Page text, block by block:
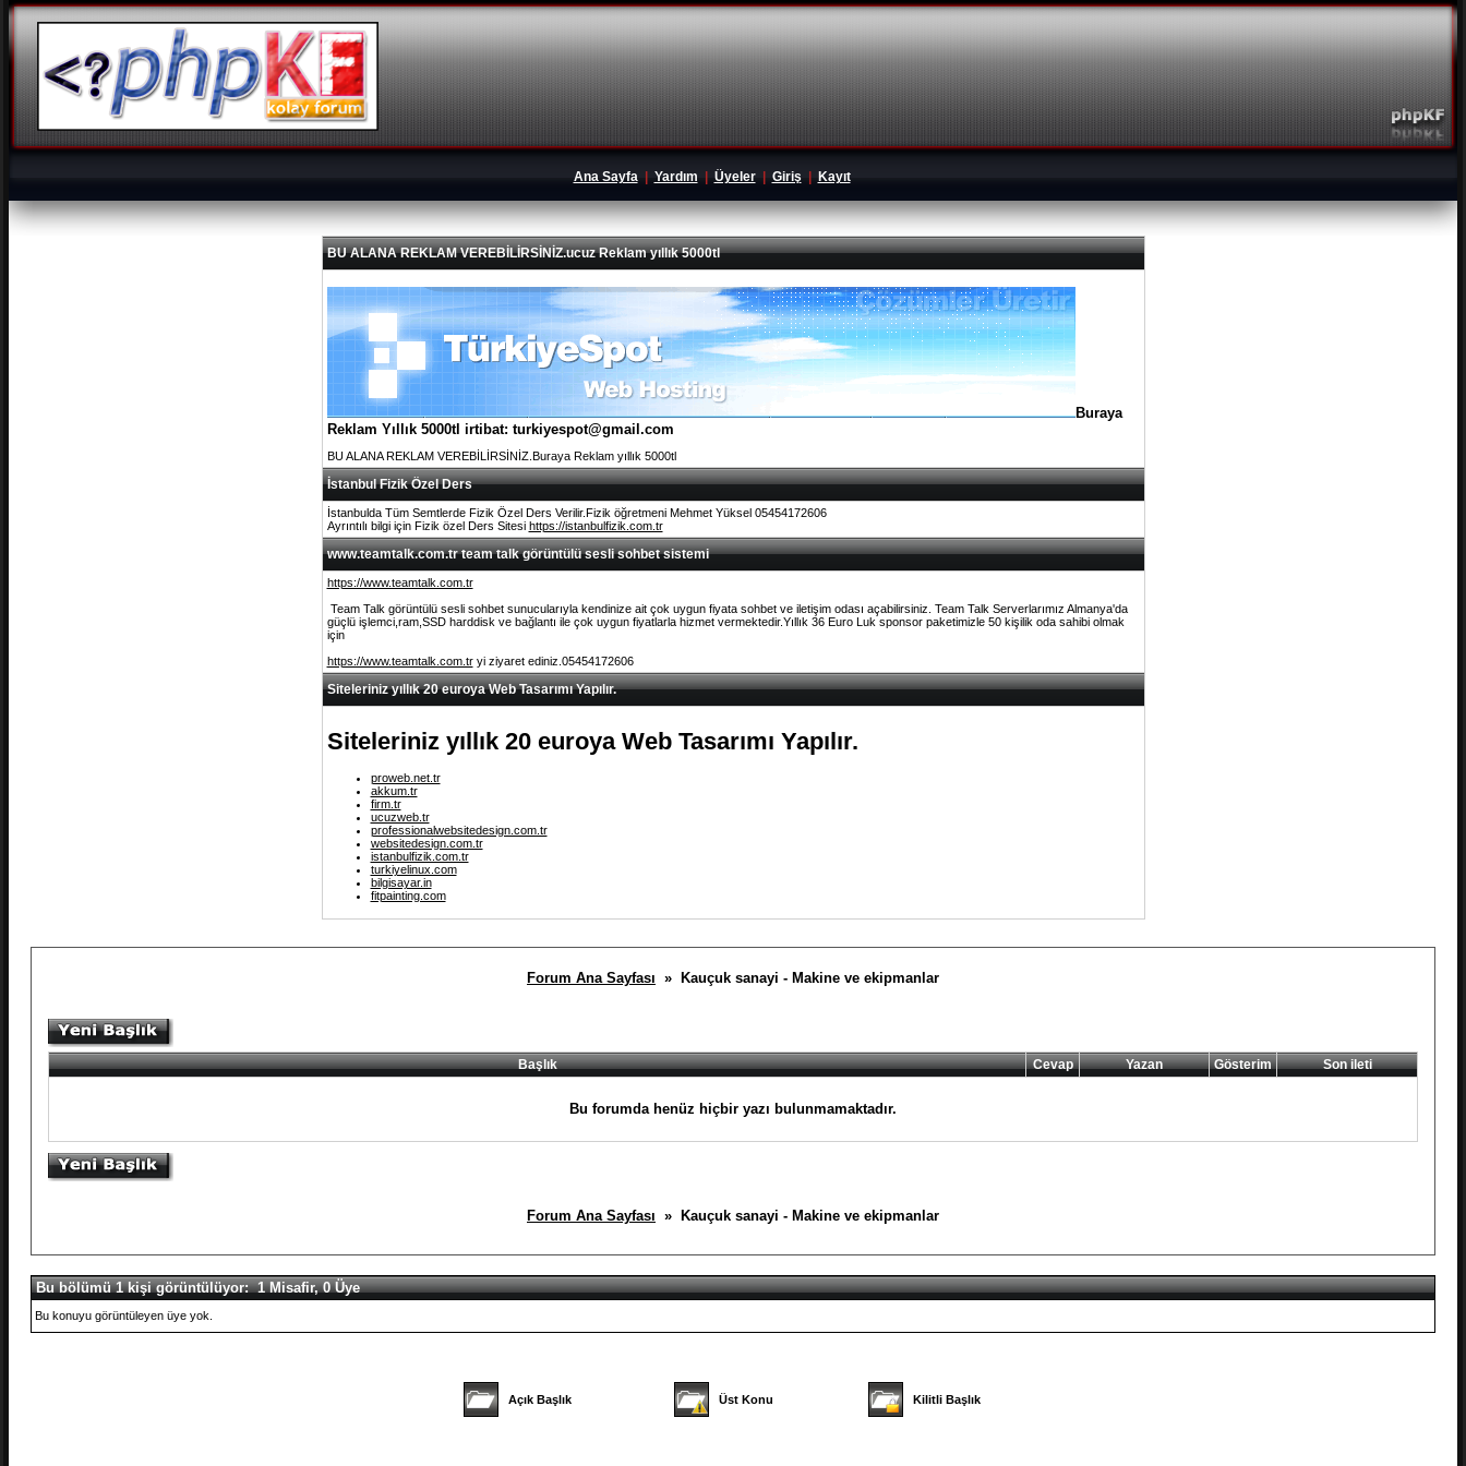
Ana Sayfa| Yardım Üyeler| Giriş| Kayıt
BU ALANA REKLAM VEREBİLİRSİNİZ.ucuz Reklam yıllık 5000tl
Buraya
Reklam Yıllık 5000tl irtibat: turkiyespot@gmail.com
BU ALANA REKLAM VEREBİLİRSİNİZ.Buraya Reklam yıllık 5000tl
İstanbul Fizik Özel Ders
İstanbulda Tüm Semtlerde Fizik Özel Ders Verilir.Fizik öğretmeni Mehmet Yüksel 05454172606
Ayrıntılı bilgi için Fizik özel Ders Sitesi https://istanbulfizik.com.tr
www.teamtalk.com.tr team talk görüntülü sesli sohbet sistemi
https://www.teamtalk.com.tr
Team Talk görüntülü sesli sohbet sunucularıyla kendinize ait çok uygun fiyata sohbet ve iletişim odası açabilirsiniz. Team Talk Serverlarımız Almanya'da
güçlü işlemci,ram,SSD harddisk ve bağlantı ile çok uygun fiyatlarla hizmet vermektedir.Yıllık 36 Euro Luk sponsor paketimizle 50 kişilik oda sahibi olmak
için
https://www.teamtalk.com.tryi ziyaret ediniz.05454172606
Siteleriniz yıllık 20 euroya Web Tasarımı Yapılır.
Siteleriniz yıllık 20 euroya Web Tasarımı Yapılır.
proweb.net.tr
akkum.tr
firm.tr
ucuzweb.tr
professionalwebsitedesign.com.tr
websitedesign.com.tr
istanbulfizik.com.tr
turkiyelinux.com
bilgisayar.in
fitpainting.com
Forum Ana Sayfası » Kauçuk sanayi - Makine ve ekipmanlar
Başlık Cevap Yazan Gösterim Son ileti
Bu forumda henüz hiçbir yazı bulunmamaktadır.
Forum Ana Sayfası » Kauçuk sanayi - Makine ve ekipmanlar
Bu bölümü 1 kişi görüntülüyor: 1 Misafir, 0 Üye
Bu konuyu görüntüleyen üye yok.
Açık Başlık Üst Konu Kilitli Başlık